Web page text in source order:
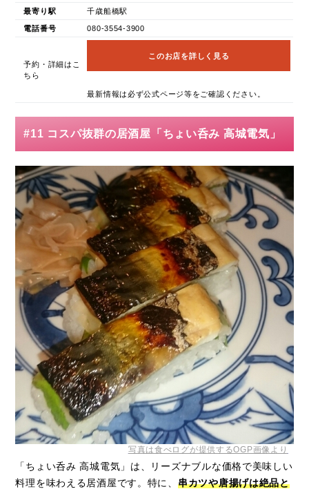
最寄り駅 千歳船橋駅
電話番号 080-3554-3900
予約・詳細はこ
ちら
このお店を詳しく見る
最新情報は必ず公式ページ等をご確認ください。
#11 コスパ抜群の居酒屋「ちょい呑み 高城電気」
写真は食べログが提供するOGP画像より
「ちょい呑み 高城電気」は、リーズナブルな価格で美味しい
料理を味わえる居酒屋です。特に、 串カツや唐揚げは絶品と